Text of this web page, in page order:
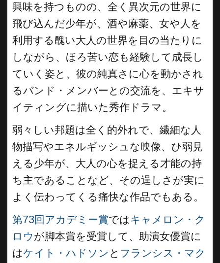
興味を持つものの、全く異次元の世界に
飛び込んだ少年が、酒や麻薬、女や人を
利用する醜い大人の世界を目の当たりに
しながら、ほろ苦い恋も経験して成長し
ていく姿と、彼の純真さに心を動かされ
るバンド・メンバーとの交流を、エキサ
イティングに描いた秀作ドラマ。
弱々しい邦題は全く的外れで、繊細な人
物描写やエネルギッシュな映像、ひ弱見
える少年が、大人の心を捉える才能の持
ち主であることなど、その逞しさが実に
よく伝わってくる痛快な作品でもある。
第73回アカデミー賞では キャメロン・ク
ロウ が脚本賞を受賞して、助演女優賞に
はケイト・ハドソン と フランシス・マク